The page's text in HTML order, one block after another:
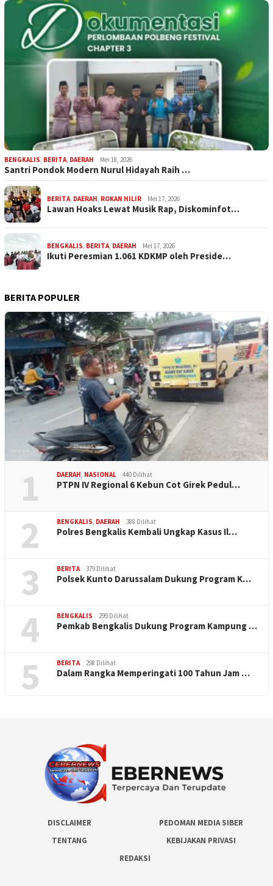
BENGKALIS BERITA DAERAH Mei 18, 2026
Santri Pondok Modern Nurul Hidayah Raih …
BERITA DAERAH ROKAN HILIR Mei 17, 2026
Lawan Hoaks Lewat Musik Rap, Diskominfot…
BENGKALIS BERITA DAERAH Mei 17, 2026
Ikuti Peresmian 1.061 KDKMP oleh Preside…
BERITA POPULER
1 DAERAH, NASIONAL 440 Dilihat
PTPN IV Regional 6 Kebun Cot Girek Pedul…
2 BENGKALIS, DAERAH 388 Dilihat
Polres Bengkalis Kembali Ungkap Kasus Il…
3 BERITA 379 Dilihat
Polsek Kunto Darussalam Dukung Program K…
4 BENGKALIS 299 Dilihat
Pemkab Bengkalis Dukung Program Kampung …
5 BERITA 298 Dilihat
Dalam Rangka Memperingati 100 Tahun Jam …
DISCLAIMER
PEDOMAN MEDIA SIBER
TENTANG
KEBIJAKAN PRIVASI
REDAKSI